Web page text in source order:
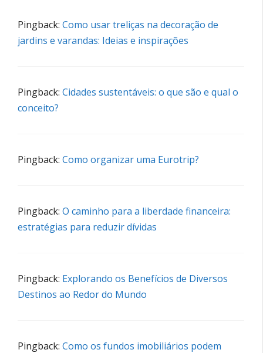
Pingback: Como usar treliças na decoração de
jardins e varandas: Ideias e inspirações
Pingback: Cidades sustentáveis: o que são e qual o
conceito?
Pingback: Como organizar uma Eurotrip?
Pingback: O caminho para a liberdade financeira:
estratégias para reduzir dívidas
Pingback: Explorando os Benefícios de Diversos
Destinos ao Redor do Mundo
Pingback: Como os fundos imobiliários podem